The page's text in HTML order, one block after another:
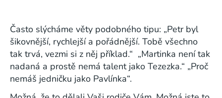
Často slýcháme věty podobného tipu: „Petr byl
šikovnější, rychlejší a pořádnější. Tobě všechno
tak trvá, vezmi si z něj příklad.“ „Martinka není tak
nadaná a prostě nemá talent jako Tezezka.“ „Proč
nemáš jedničku jako Pavlínka“.